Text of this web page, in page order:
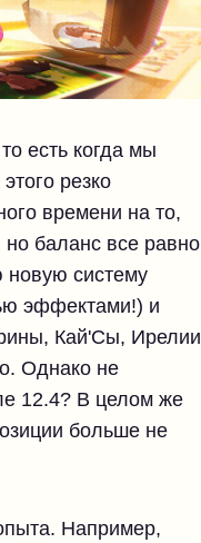
есть когда мы
резко
времени на то,
но баланс все равно
систему
эффектами!) и
Кай'Сы, Ирелии
Однако не
12.4? В целом же
больше не
Например,